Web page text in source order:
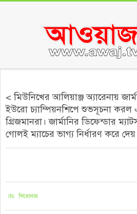
Menu
< মিউনিখের আলিয়াঞ্জ অ্যারেনায়
ইউরো চ্যাম্পিয়নশিপে শুভসূচনা করল
গ্রিজমানরা। জার্মানির ডিফেন্ডার
গোলই ম্যাচের ভাগ্য নির্ধারণ করে
IN: শিরোনাম